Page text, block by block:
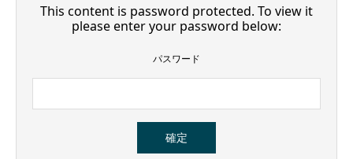
This content is password protected. To view it
please enter your password below:
パスワード